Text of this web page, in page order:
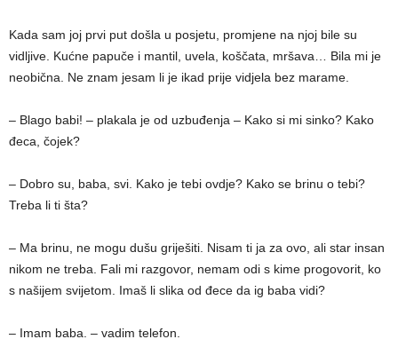
Kada sam joj prvi put došla u posjetu, promjene na njoj bile su
vidljive. Kućne papuče i mantil, uvela, koščata, mršava… Bila mi je
neobična. Ne znam jesam li je ikad prije vidjela bez marame.
– Blago babi! – plakala je od uzbuđenja – Kako si mi sinko? Kako
đeca, čojek?
– Dobro su, baba, svi. Kako je tebi ovdje? Kako se brinu o tebi?
Treba li ti šta?
– Ma brinu, ne mogu dušu griješiti. Nisam ti ja za ovo, ali star insan
nikom ne treba. Fali mi razgovor, nemam odi s kime progovorit, ko
s našijem svijetom. Imaš li slika od đece da ig baba vidi?
– Imam baba. – vadim telefon.